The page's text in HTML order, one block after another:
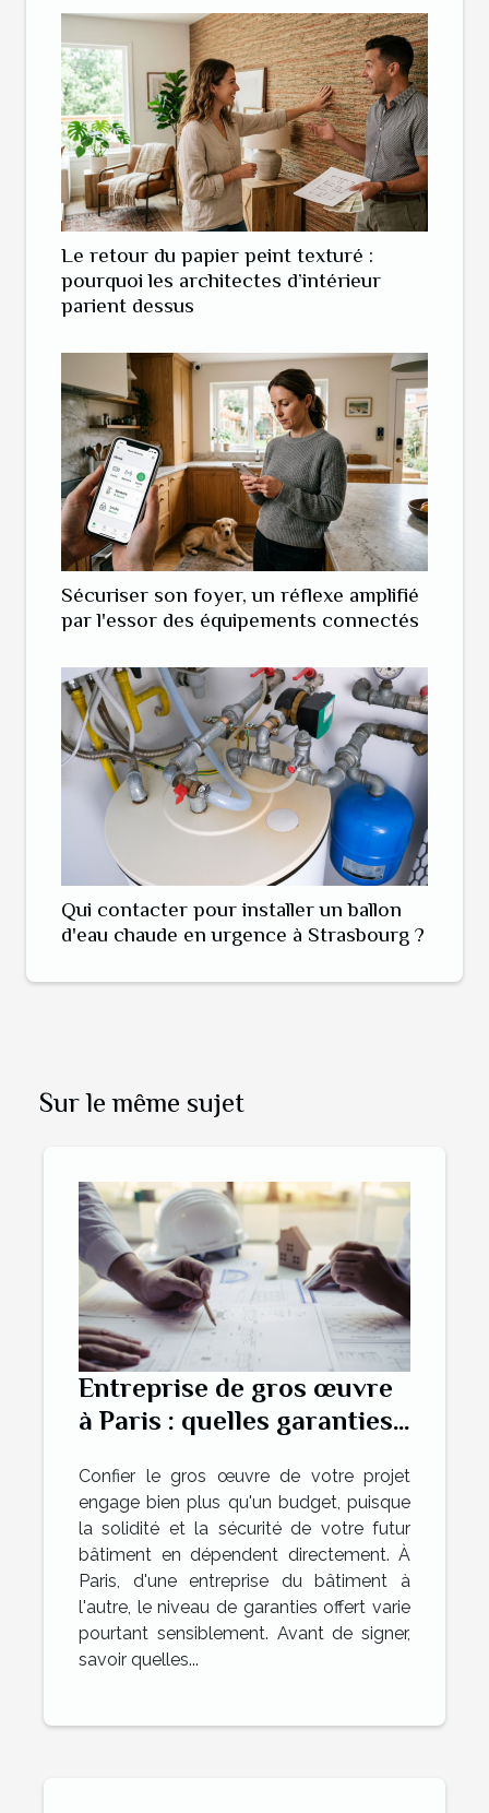
Le retour du papier peint texturé :
pourquoi les architectes d’intérieur
parient dessus
Sécuriser son foyer, un réflexe amplifié
par l'essor des équipements connectés
Qui contacter pour installer un ballon
d'eau chaude en urgence à Strasbourg ?
Sur le même sujet
Entreprise de gros œuvre
à Paris : quelles garanties
Confier le gros œuvre de votre projet
engage bien plus qu'un budget, puisque
la solidité et la sécurité de votre futur
bâtiment en dépendent directement. À
Paris, d'une entreprise du bâtiment à
l'autre, le niveau de garanties offert varie
pourtant sensiblement. Avant de signer,
savoir quelles...